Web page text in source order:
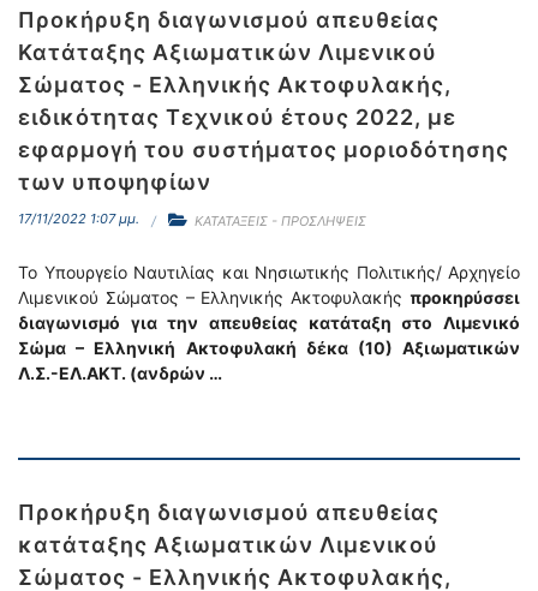
Προκήρυξη διαγωνισμού απευθείας
Κατάταξης Αξιωματικών Λιμενικού
Σώματος - Ελληνικής Ακτοφυλακής,
ειδικότητας Τεχνικού έτους 2022, με
εφαρμογή του συστήματος μοριοδότησης
των υποψηφίων
17/11/2022 1:07 μμ. ΚΑΤΑΤΑΞΕΙΣ - ΠΡΟΣΛΗΨΕΙΣ
Το Υπουργείο Ναυτιλίας και Νησιωτικής Πολιτικής/ Αρχηγείο
Λιμενικού Σώματος – Ελληνικής Ακτοφυλακής προκηρύσσει
διαγωνισμό για την απευθείας κατάταξη στο Λιμενικό
Σώμα – Ελληνική Ακτοφυλακή δέκα (10) Αξιωματικών
Λ.Σ.-ΕΛ.ΑΚΤ. (ανδρών …
Προκήρυξη διαγωνισμού απευθείας
κατάταξης Αξιωματικών Λιμενικού
Σώματος - Ελληνικής Ακτοφυλακής,